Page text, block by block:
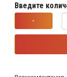
Введите
-